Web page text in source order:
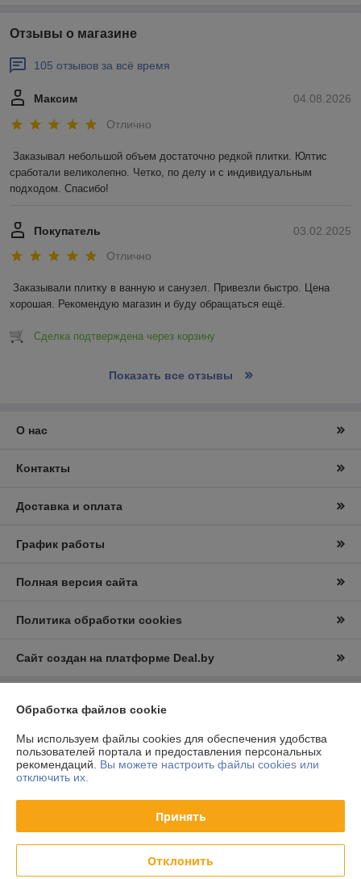
Отзывы о магазине
105 отзывов за всё время
04.08.2026
Максим
Отлично
Заказывал небольшой объем достаточно редкой плитки. Юлтис
сработали великолепно. Четко, по делу и с индивидуальным
подходом. Спасибо!
03.02.2025
Покупатель
Отлично
Заказывали плитку в ванную и санузел. Привезли быстро. Цена
хорошая. Рекомендую магазин и буду обращаться ещё.
Сделка подтверждена через корзину
Показать все отзывы
О нас
Контакты
Доставка и оплата
График работы
Полная версия сайта
Политика обработки cookies
Сайт создан на платформе Deal.by
Информация для покупателя
Юридическое лицо:ООО "Вудлайк"
г.Минск.,ул.Уборевича 95А
Регистрационный номер ЕГР: 193107872
УНП: 193107872
Регистрационный орган: Минским горисполком
Дата регистрации компании: 04.02.2016
Ссылка на свидетельство/лицензию
Обработка файлов cookie
Мы используем файлы cookies для обеспечения удобства
пользователей портала и предоставления персональных
рекомендаций. Вы можете настроить файлы cookies или
отключить их.
Принять
Отклонить